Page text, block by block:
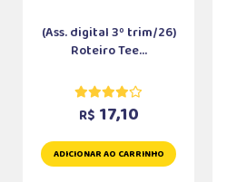
(Ass. digital 3º trim/26)
Roteiro Tee...
R$ 17,10
ADICIONAR AO CARRINHO